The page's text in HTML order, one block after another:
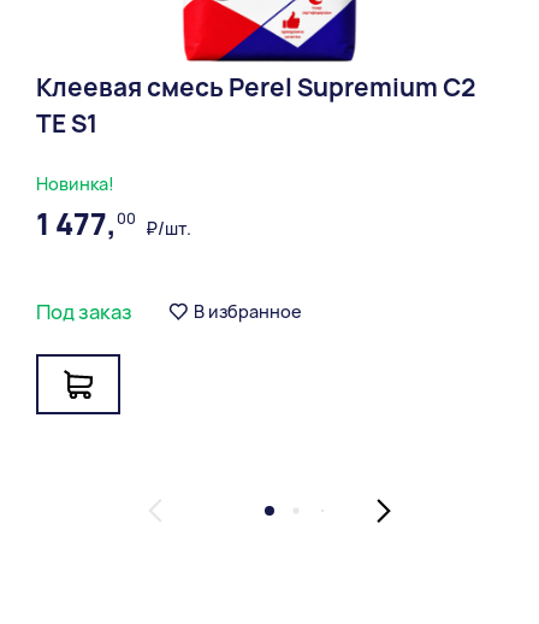
Новинка!
Клеевая смесь Perel Supremium С2
ТЕ S1
1 477,00 ₽/шт.
Под заказ В избранное